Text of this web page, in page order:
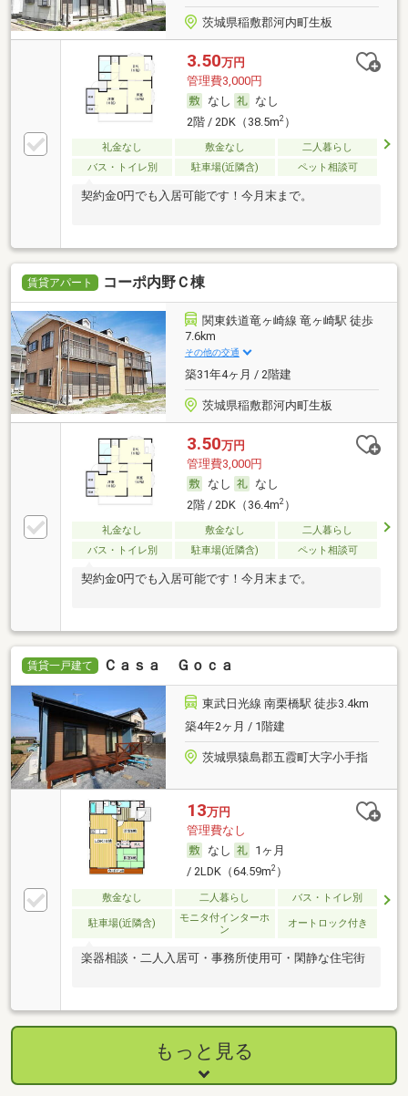
茨城県稲敷郡河内町生板
3.50万円
管理費3,000円
なし
なし
2階 / 2DK（38.5m2）
礼金なし 敷金なし
二人暮らし
バス・トイレ別
駐車場(近隣含) ペット相談可
契約金0円でも入居可能です！今月末まで。
賃貸アパート コーポ内野Ｃ棟
関東鉄道竜ヶ崎線 竜ヶ崎駅 徒歩
7.6km
その他の交通
築31年4ヶ月 / 2階建
茨城県稲敷郡河内町生板
3.50万円
管理費3,000円
なし
なし
2階 / 2DK（36.4m2）
礼金なし 敷金なし
二人暮らし
バス・トイレ別
駐車場(近隣含) ペット相談可
契約金0円でも入居可能です！今月末まで。
賃貸一戸建て Ｃａｓａ Ｇｏｃａ
東武日光線 南栗橋駅 徒歩3.4km
築4年2ヶ月 / 1階建
茨城県猿島郡五霞町大字小手指
13万円
管理費なし
なし
1ヶ月
/ 2LDK（64.59m2）
敷金なし 二人暮らし バス・トイレ別
駐車場(近隣含)
モニタ付インターホ
ン
オートロック付き
楽器相談・二人入居可・事務所使用可・閑静な住宅街
もっと見る